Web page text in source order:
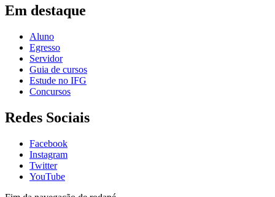
Em destaque
Aluno
Egresso
Servidor
Guia de cursos
Estude no IFG
Concursos
Redes Sociais
Facebook
Instagram
Twitter
YouTube